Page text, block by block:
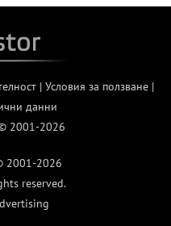
| Условия за ползване|
данни
2001-2026
2001-2026
reserved.